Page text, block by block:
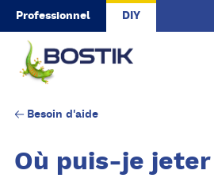
Skip to main content
Professionnel DIY
Besoin d'aide
Où puis-je